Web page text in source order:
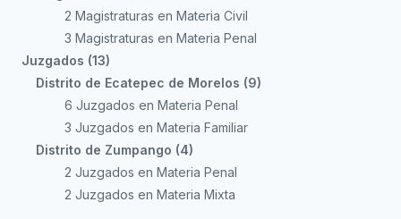
2 Magistraturas en Materia Civil
3 Magistraturas en Materia Penal
Juzgados (13)
Distrito de Ecatepec de Morelos (9)
6 Juzgados en Materia Penal
3 Juzgados en Materia Familiar
Distrito de Zumpango (4)
2 Juzgados en Materia Penal
2 Juzgados en Materia Mixta